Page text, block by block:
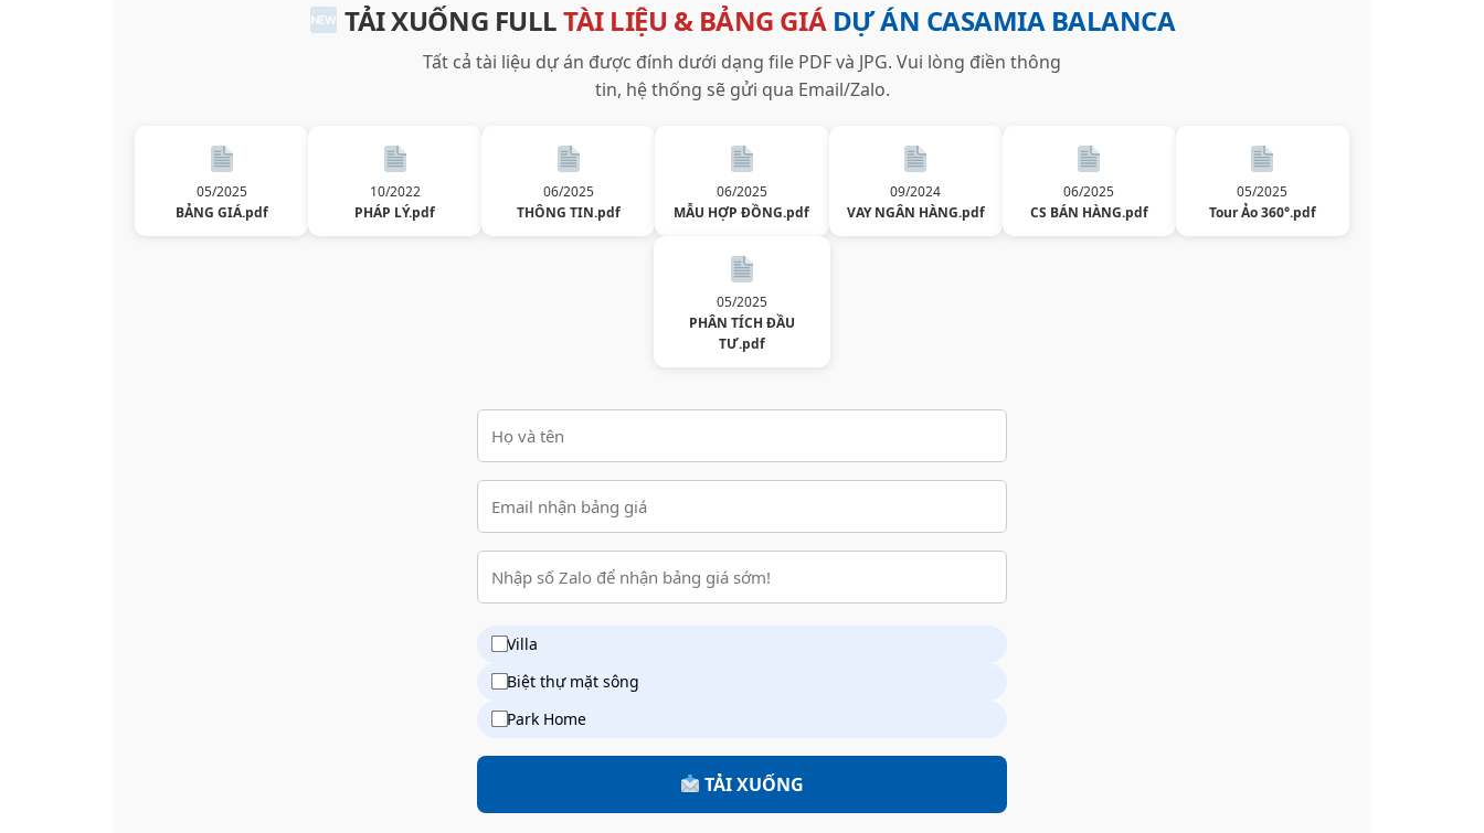
TẢI XUỐNG FULLTÀI LIỆU & BẢNG GIÁ DỰ ÁN CASAMIA BALANCA
Tất cả tài liệu dự án được đính dưới dạng file PDF và JPG. Vui lòng điền thông
tin, hệ thống sẽ gửi qua Email/Zalo.
05/2025
BẢNG GIÁ.pdf
10/2022
PHÁP LÝ.pdf
06/2025
THÔNG TIN.pdf
06/2025
MẪU HỢP ĐỒNG.pdf
09/2024
VAY NGÂN HÀNG.pdf
06/2025
CS BÁN HÀNG.pdf
05/2025
Tour Ảo 360°.pdf
05/2025
PHÂN TÍCH ĐẦU
TƯ.pdf
Villa
Biệt thự mặt sông
Park Home
TẢI XUỐNG